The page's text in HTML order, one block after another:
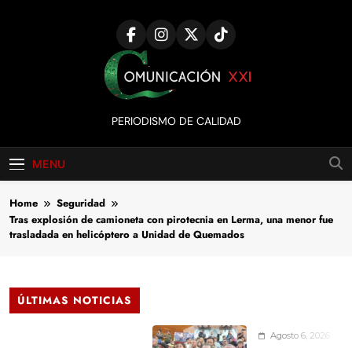
Comunicación
XXI
PERIODISMO DE CALIDAD
MENU
Home
Seguridad
Tras explosión de camioneta con pirotecnia en Lerma, una menor fue
trasladada en helicóptero a Unidad de Quemados
ÚLTIMAS NOTICIAS
Agosto 6, 2026